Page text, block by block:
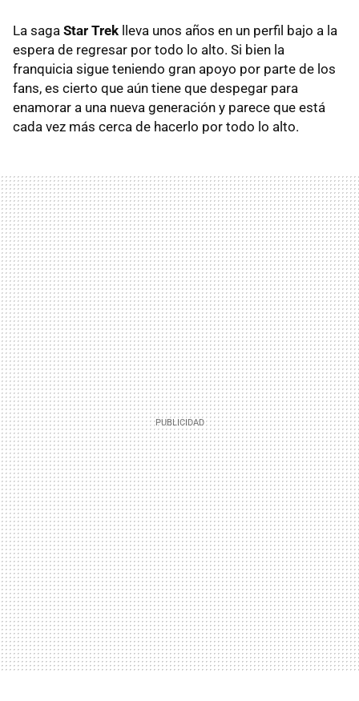
La saga Star Trek lleva unos años en un perfil bajo a la
espera de regresar por todo lo alto. Si bien la
franquicia sigue teniendo gran apoyo por parte de los
fans, es cierto que aún tiene que despegar para
enamorar a una nueva generación y parece que está
cada vez más cerca de hacerlo por todo lo alto.